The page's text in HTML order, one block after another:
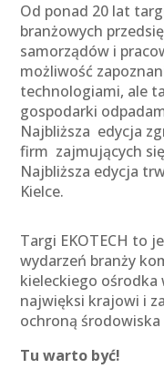
Od ponad 20 lat
branżowych
samorządów i
możliwość
technologiami, ale
gospodarki
Najbliższa edycja
firm zajmujących
Najbliższa edycja
Kielce.
Targi EKOTECH to
wydarzeń branży
kieleckiego ośrodka
najwięksi krajowi i
ochroną
Tu warto być!